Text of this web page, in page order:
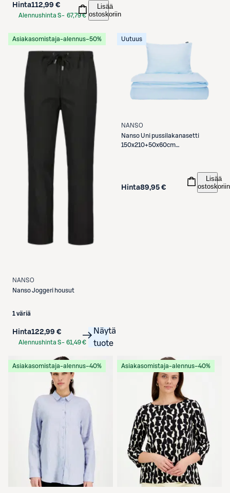
Hinta112,99 €
Alennushinta S- 67,79 €
Lisää
ostoskoriin
Asiakasomistaja-alennus−50%
NANSO
NansoJoggeri housut
1 väriä
Hinta122,99 €
Alennushinta S- 61,49 €
Näytä
tuote
Uutuus
NANSO
NansoUni pussilakanasetti
150x210+50x60cm
Hinta89,95 €
Lisää
ostoskoriin
Asiakasomistaja-alennus−40% Asiakasomistaja-alennus−40%